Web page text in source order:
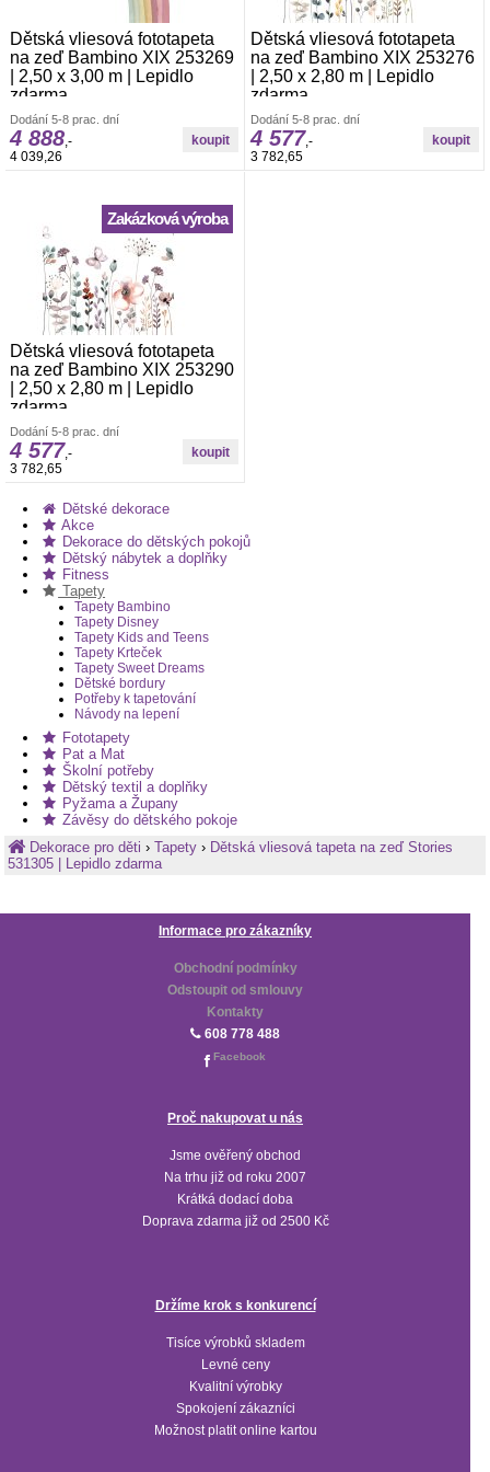
Dětská vliesová fototapeta
na zeď Bambino XIX 253269
| 2,50 x 3,00 m | Lepidlo
zdarma
Vliesová foto-tapeta Rasch. š.2,50 x v.3,00
m. Tapeta se lepí za sucha. Lepidlem se
natírá pouze zeď. Vliesové tapety na zeď
se vyznačují dobrou prodyšností,
mechanickou odolností a schopností
Dodání 5-8 prac. dní
4 888,-
4 039,26
Dětská vliesová fototapeta
na zeď Bambino XIX 253276
| 2,50 x 2,80 m | Lepidlo
zdarma
Vliesová foto-tapeta Rasch. š.2,50 x v.2,80
m. Tapeta se lepí za sucha. Lepidlem se
natírá pouze zeď. Vliesové tapety na zeď
se vyznačují dobrou prodyšností,
mechanickou odolností a schopností
Dodání 5-8 prac. dní
4 577,-
3 782,65
Dětská vliesová fototapeta
na zeď Bambino XIX 253290
| 2,50 x 2,80 m | Lepidlo
zdarma
Vliesová foto-tapeta Rasch. š.2,50 x v.2,80
m. Tapeta se lepí za sucha. Lepidlem se
natírá pouze zeď. Vliesové tapety na zeď
se vyznačují dobrou prodyšností,
mechanickou odolností a schopností
Zakázková výroba
Dodání 5-8 prac. dní
4 577,-
3 782,65
Dětské dekorace
Akce
Dekorace do dětských pokojů
Dětský nábytek a doplňky
Fitness
Tapety
Tapety Bambino
Tapety Disney
Tapety Kids and Teens
Tapety Krteček
Tapety Sweet Dreams
Dětské bordury
Potřeby k tapetování
Návody na lepení
Fototapety
Pat a Mat
Školní potřeby
Dětský textil a doplňky
Pyžama a Župany
Závěsy do dětského pokoje
Dekorace pro děti›Tapety › Dětská vliesová tapeta na zeď Stories
531305 | Lepidlo zdarma
Informace pro zákazníky
Obchodní podmínky
Odstoupit od smlouvy
Kontakty
608 778 488
Facebook
Proč nakupovat u nás
Jsme ověřený obchod
Na trhu již od roku 2007
Krátká dodací doba
Doprava zdarma již od 2500 Kč
Držíme krok s konkurencí
Tisíce výrobků skladem
Levné ceny
Kvalitní výrobky
Spokojení zákazníci
Možnost platit online kartou